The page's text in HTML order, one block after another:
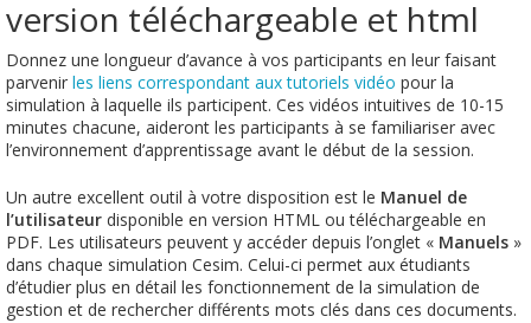
version téléchargeable et html
Donnez une longueur d’avance à vos participants en leur faisant
parvenir les liens correspondant aux tutoriels vidéo pour la
simulation à laquelle ils participent. Ces vidéos intuitives de 10-15
minutes chacune, aideront les participants à se familiariser avec
l’environnement d’apprentissage avant le début de la session.
Un autre excellent outil à votre disposition est le Manuel de
l’utilisateur disponible en version HTML ou téléchargeable en
PDF. Les utilisateurs peuvent y accéder depuis l’onglet « Manuels »
dans chaque simulation Cesim. Celui-ci permet aux étudiants
d’étudier plus en détail les fonctionnement de la simulation de
gestion et de rechercher différents mots clés dans ces documents.